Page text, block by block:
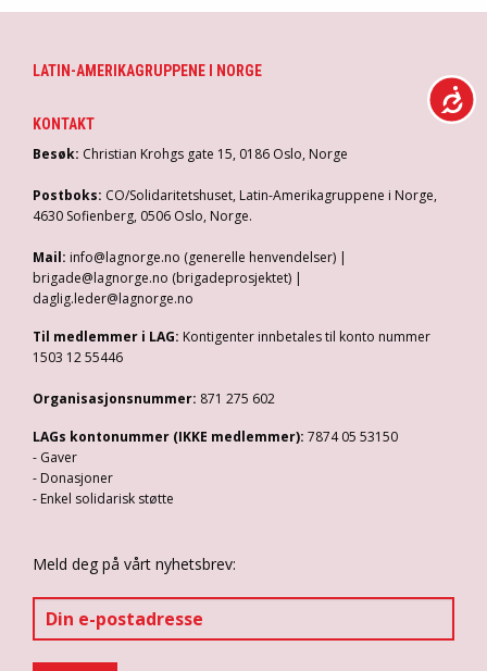
LATIN-AMERIKAGRUPPENE I NORGE
KONTAKT
Besøk: Christian Krohgs gate 15, 0186 Oslo, Norge
Postboks: CO/Solidaritetshuset, Latin-Amerikagruppene i Norge,
4630 Sofienberg, 0506 Oslo, Norge.
Mail: info@lagnorge.no (generelle henvendelser) |
brigade@lagnorge.no (brigadeprosjektet) |
daglig.leder@lagnorge.no
Til medlemmer i LAG: Kontigenter innbetales til konto nummer
1503 12 55446
Organisasjonsnummer: 871 275 602
LAGs kontonummer (IKKE medlemmer): 7874 05 53150
- Gaver
- Donasjoner
- Enkel solidarisk støtte
Meld deg på vårt nyhetsbrev: